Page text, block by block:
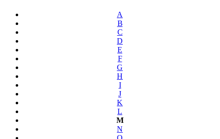
A
B
C
D
E
F
G
H
I
J
K
L
M
N